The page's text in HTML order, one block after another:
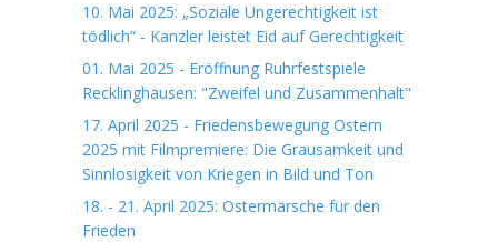
10. Mai 2025: „Soziale Ungerechtigkeit ist
tödlich“ - Kanzler leistet Eid auf Gerechtigkeit
01. Mai 2025 - Eröffnung Ruhrfestspiele
Recklinghausen: "Zweifel und Zusammenhalt"
17. April 2025 - Friedensbewegung Ostern
2025 mit Filmpremiere: Die Grausamkeit und
Sinnlosigkeit von Kriegen in Bild und Ton
18. - 21. April 2025: Ostermärsche für den
Frieden